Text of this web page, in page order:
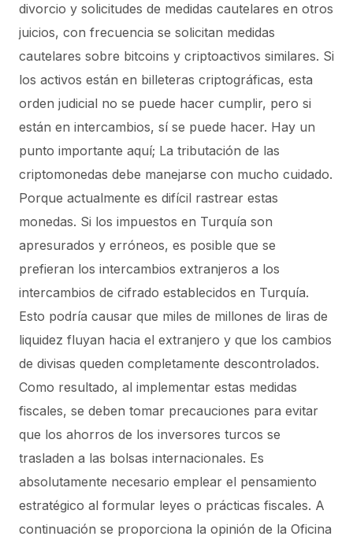
divorcio y solicitudes de medidas cautelares en otros
juicios, con frecuencia se solicitan medidas
cautelares sobre bitcoins y criptoactivos similares. Si
los activos están en billeteras criptográficas, esta
orden judicial no se puede hacer cumplir, pero si
están en intercambios, sí se puede hacer. Hay un
punto importante aquí; La tributación de las
criptomonedas debe manejarse con mucho cuidado.
Porque actualmente es difícil rastrear estas
monedas. Si los impuestos en Turquía son
apresurados y erróneos, es posible que se
prefieran los intercambios extranjeros a los
intercambios de cifrado establecidos en Turquía.
Esto podría causar que miles de millones de liras de
liquidez fluyan hacia el extranjero y que los cambios
de divisas queden completamente descontrolados.
Como resultado, al implementar estas medidas
fiscales, se deben tomar precauciones para evitar
que los ahorros de los inversores turcos se
trasladen a las bolsas internacionales. Es
absolutamente necesario emplear el pensamiento
estratégico al formular leyes o prácticas fiscales. A
continuación se proporciona la opinión de la Oficina